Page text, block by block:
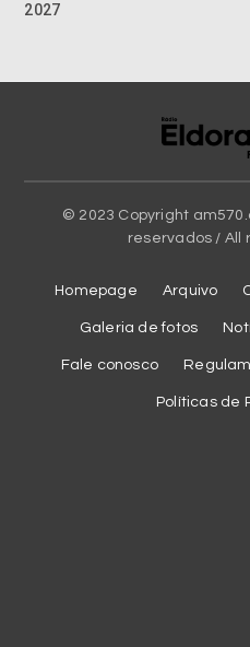
2027
© 2023 Copyright
reservados / All
Homepage Arquivo
Galeria de fotos
Fale conosco
Políticas de